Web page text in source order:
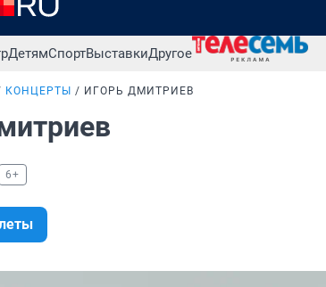
ДетямСпортВыставкиДругое
КОНЦЕРТЫ ИГОРЬ ДМИТРИЕВ
6+